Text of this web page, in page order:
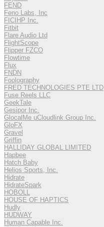
FEND
Feno Labs, Inc
FICIHP Inc.
Fitbit
Flare Audio Ltd
FlightScope
Flipper FZCO
Flowtime
Flux
FNDN
Foolography
FRED TECHNOLOGIES PTE LTD
Fuse Reels LLC
GeekTale
Gesipor Inc.
GlocalMe uCloudlink Group Inc.
GloFX
Gravel
Griffin
HALLIDAY GLOBAL LIMITED
Hapbee
Hatch Baby
Helios Sports, Inc.
Hidrate
HidrateSpark
HOBOLL
HOUSE OF HAPTICS
Hudly
HUDWAY
Human Capable Inc.